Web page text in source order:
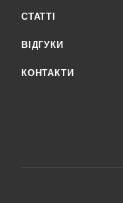
СТАТТІ
ВІДГУКИ
КОНТАКТИ